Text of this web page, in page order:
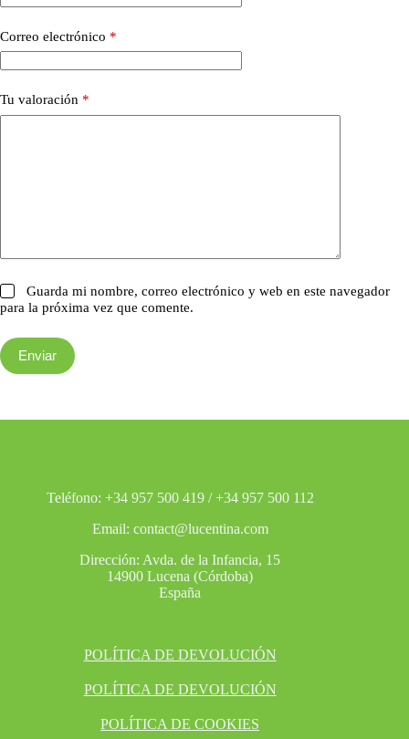
Correo electrónico *
Tu valoración *
Guarda mi nombre, correo electrónico y web en este navegador
para la próxima vez que comente.
Enviar
Teléfono: +34 957 500 419 / +34 957 500 112
Email: contact@lucentina.com
Dirección: Avda. de la Infancia, 15
14900 Lucena (Córdoba)
España
POLÍTICA DE DEVOLUCIÓN
POLÍTICA DE DEVOLUCIÓN
POLÍTICA DE COOKIES